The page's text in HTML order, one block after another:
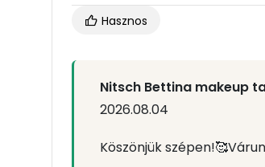
Hasznos
Nitsch Bettina makeup
2026.08.04
Köszönjük